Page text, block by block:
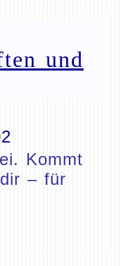
und
Kommt
– für